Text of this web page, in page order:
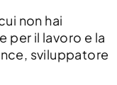
non hai
per il lavoro e la
sviluppatore